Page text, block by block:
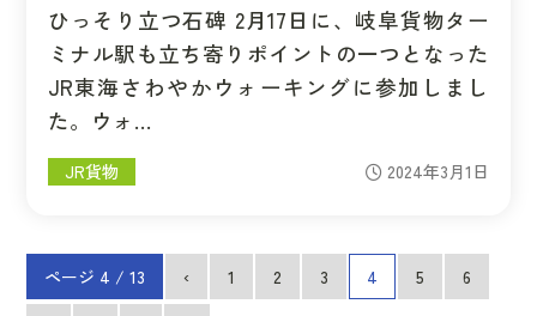
ひっそり立つ石碑 2月17日に、岐阜貨物ター
ミナル駅も立ち寄りポイントの一つとなった
JR東海さわやかウォーキングに参加しまし
た。ウォ…
JR貨物 2024年3月1日
ページ 4 / 13 ‹ 1 2 3 4 5 6